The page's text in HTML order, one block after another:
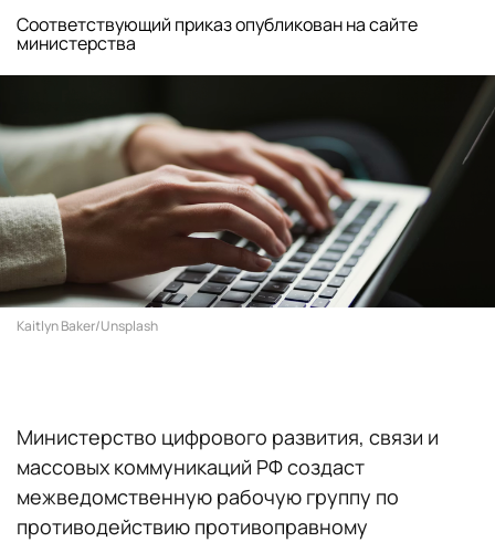
Соответствующий приказ опубликован на сайте
министерства
Kaitlyn Baker/Unsplash
Министерство цифрового развития, связи и
массовых коммуникаций РФ создаст
межведомственную рабочую группу по
противодействию противоправному